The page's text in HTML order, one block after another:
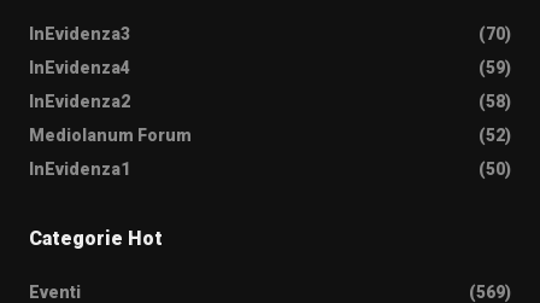
InEvidenza3
(70)
InEvidenza4
(59)
InEvidenza2
(58)
Mediolanum Forum
(52)
InEvidenza1
(50)
Categorie Hot
Eventi
(569)